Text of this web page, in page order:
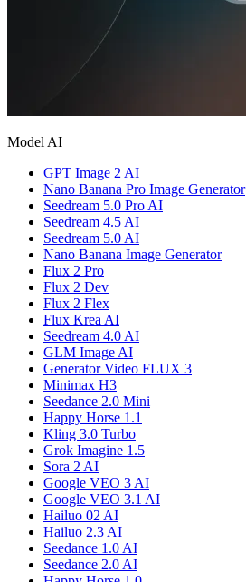
Model AI
GPT Image 2 AI
Nano Banana Pro Image Generator
Seedream 5.0 Pro AI
Seedream 4.5 AI
Seedream 5.0 AI
Nano Banana Image Generator
Flux 2 Pro
Flux 2 Dev
Flux 2 Flex
Flux Krea AI
Seedream 4.0 AI
GLM Image AI
Generator Video FLUX 3
Minimax H3
Seedance 2.0 Mini
Happy Horse 1.1
Kling 3.0 Turbo
Grok Imagine 1.5
Sora 2 AI
Google VEO 3 AI
Google VEO 3.1 AI
Hailuo 02 AI
Hailuo 2.3 AI
Seedance 1.0 AI
Seedance 2.0 AI